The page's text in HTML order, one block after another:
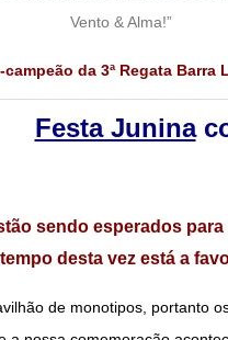
Vento & Alma!”
da 3ª Regata Barra
Festa Junina
sendo esperados
desta vez está a
de monotipos, portanto